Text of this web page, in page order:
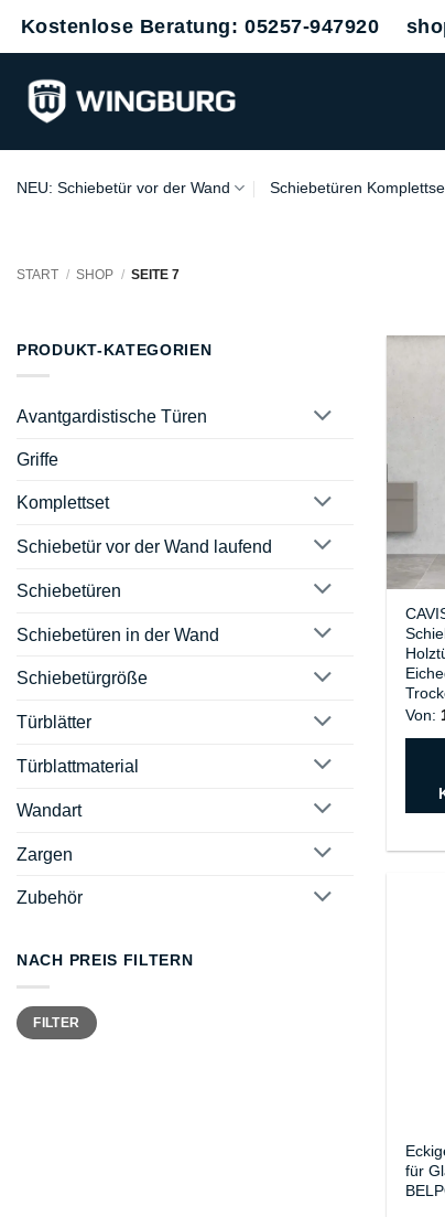
Kostenlose Beratung: 05257-947920
NEU: Schiebetür vor der Wand Schiebetüren
START / SHOP / SEITE 7
PRODUKT-KATEGORIEN
Avantgardistische Türen
Griffe
Komplettset
Schiebetür vor der Wand laufend
Schiebetüren
Schiebetüren in der Wand
Schiebetürgröße
Türblätter
Türblattmaterial
Wandart
Zargen
Zubehör
NACH PREIS FILTERN
Min.
Preis
Max.
PreisFILTER
Von:
für